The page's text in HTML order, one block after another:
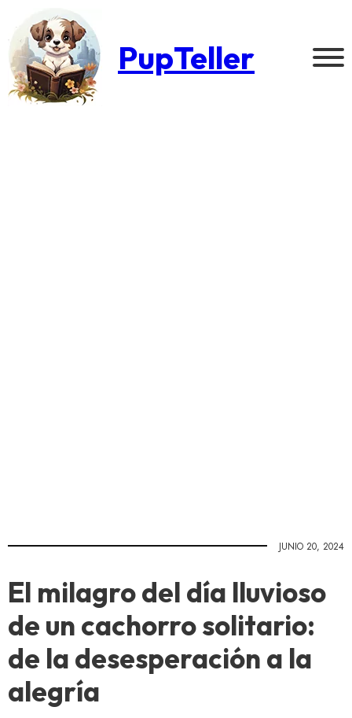
PupTeller
JUNIO 20, 2024
El milagro del día lluvioso
de un cachorro solitario:
de la desesperación a la
alegría